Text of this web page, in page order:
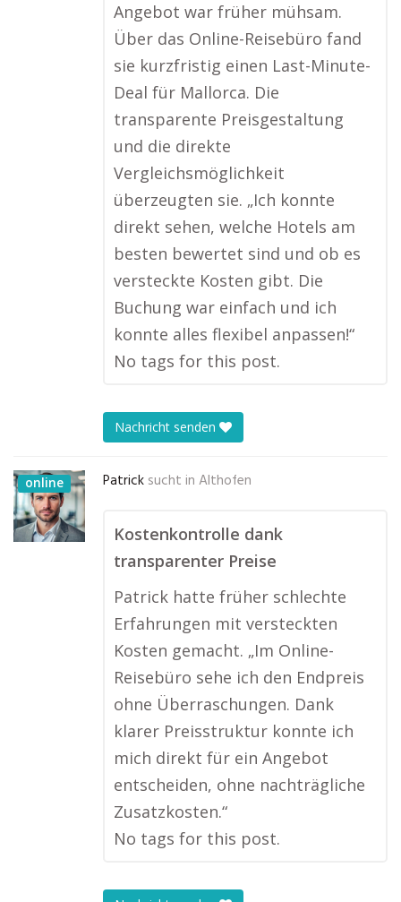
Angebot war früher mühsam.
Über das Online-Reisebüro fand
sie kurzfristig einen Last-Minute-
Deal für Mallorca. Die
transparente Preisgestaltung
und die direkte
Vergleichsmöglichkeit
überzeugten sie. „Ich konnte
direkt sehen, welche Hotels am
besten bewertet sind und ob es
versteckte Kosten gibt. Die
Buchung war einfach und ich
konnte alles flexibel anpassen!“
No tags for this post.
Nachricht senden
online Patrick sucht in Althofen
Kostenkontrolle dank
transparenter Preise
Patrick hatte früher schlechte
Erfahrungen mit versteckten
Kosten gemacht. „Im Online-
Reisebüro sehe ich den Endpreis
ohne Überraschungen. Dank
klarer Preisstruktur konnte ich
mich direkt für ein Angebot
entscheiden, ohne nachträgliche
Zusatzkosten.“
No tags for this post.